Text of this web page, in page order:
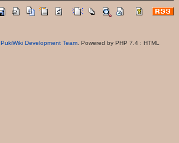
PukiWiki Development Team. Powered by PHP 7.4 : HTML